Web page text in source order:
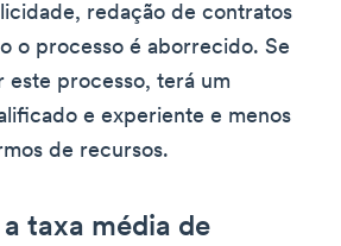
redação de contratos
o processo é aborrecido. Se
este processo, terá um
e experiente e menos
de recursos.
taxa média de